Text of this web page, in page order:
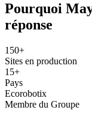
Pourquoi
réponse
150+
Sites en production
15+
Pays
Ecorobotix
Membre du Groupe